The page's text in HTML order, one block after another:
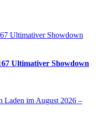
Ultimativer Showdown